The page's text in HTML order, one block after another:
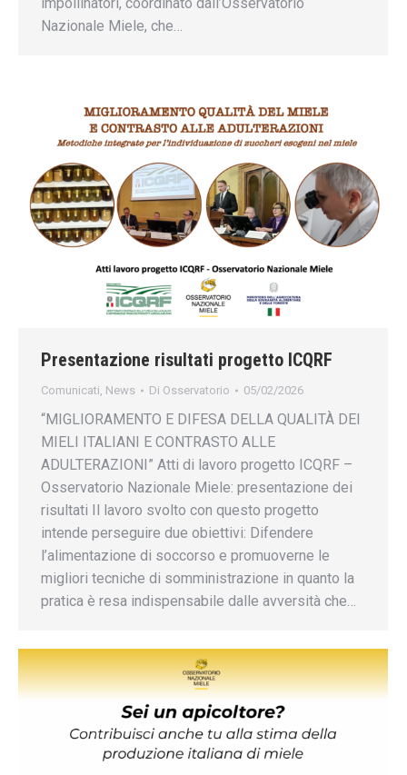
impollinatori, coordinato dall’Osservatorio
Nazionale Miele, che…
Presentazione risultati progetto ICQRF
Comunicati, News Di Osservatorio 05/02/2026
“MIGLIORAMENTO E DIFESA DELLA QUALITÀ DEI
MIELI ITALIANI E CONTRASTO ALLE
ADULTERAZIONI” Atti di lavoro progetto ICQRF –
Osservatorio Nazionale Miele: presentazione dei
risultati Il lavoro svolto con questo progetto
intende perseguire due obiettivi: Difendere
l’alimentazione di soccorso e promuoverne le
migliori tecniche di somministrazione in quanto la
pratica è resa indispensabile dalle avversità che…